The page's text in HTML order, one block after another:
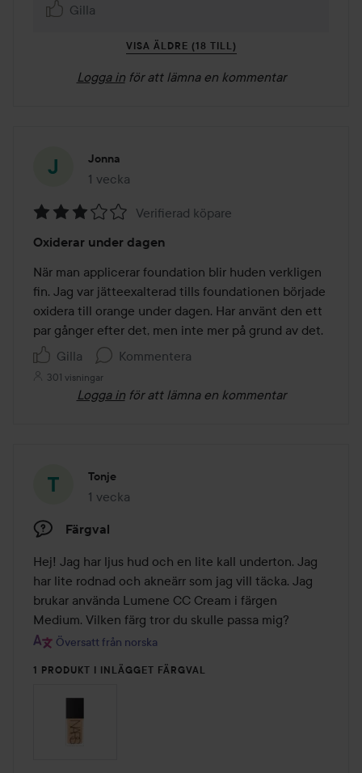
Gilla
VISA ÄLDRE (18 TILL)
Logga in för att lämna en kommentar
Jonna
1 vecka
Inlägget skapades 1 vecka
3
av
5
Verifierad köpare
Oxiderar under dagen
När man applicerar foundation blir huden verkligen
fin. Jag var jätteexalterad tills foundationen började
oxidera till orange under dagen. Har använt den ett
par gånger efter det, men inte mer på grund av det.
Gilla
Kommentera
301 visningar
Logga in för att lämna en kommentar
Tonje
1 vecka
Inlägget skapades 1 vecka
Färgval
Hej! Jag har ljus hud och en lite kall underton. Jag
har lite rodnad och akneärr som jag vill täcka. Jag
brukar använda Lumene CC Cream i färgen
Medium. Vilken färg tror du skulle passa mig?
Översatt från norska
1 PRODUKT I INLÄGGET FÄRGVAL